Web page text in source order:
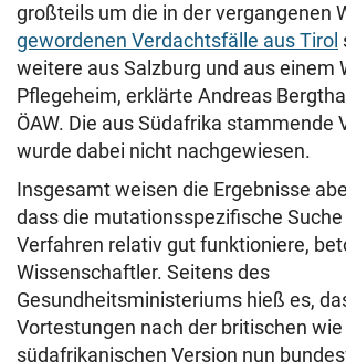
großteils um die in der vergangenen
gewordenen Verdachtsfälle aus Tirol
weitere aus Salzburg und aus einem
Pflegeheim, erklärte Andreas
ÖAW. Die aus Südafrika stammende
wurde dabei nicht nachgewiesen.
Insgesamt weisen die Ergebnisse
dass die mutationsspezifische Suche
Verfahren relativ gut funktioniere,
Wissenschaftler. Seitens des
Gesundheitsministeriums hieß es,
Vortestungen nach der britischen
südafrikanischen Version nun